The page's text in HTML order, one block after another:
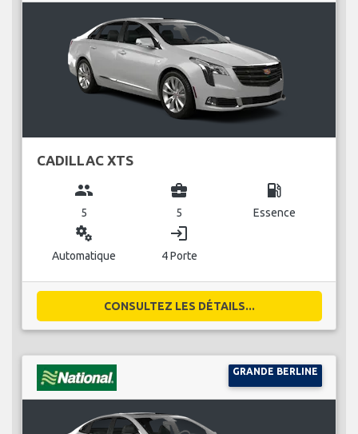
CADILLAC XTS
group
5
business_center
5
local_gas_station
Essence
miscellaneous_services
Automatique
login
4 Porte
CONSULTEZ LES DÉTAILS...
GRANDE BERLINE